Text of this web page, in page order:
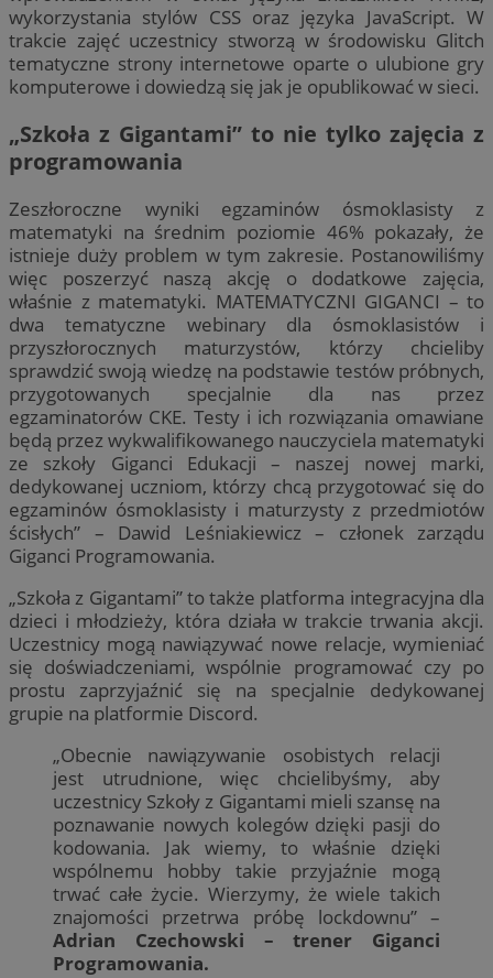
wykorzystania stylów CSS oraz języka JavaScript. W
trakcie zajęć uczestnicy stworzą w środowisku Glitch
tematyczne strony internetowe oparte o ulubione gry
komputerowe i dowiedzą się jak je opublikować w sieci.
„Szkoła z Gigantami” to nie tylko zajęcia z
programowania
Zeszłoroczne wyniki egzaminów ósmoklasisty z
matematyki na średnim poziomie 46% pokazały, że
istnieje duży problem w tym zakresie. Postanowiliśmy
więc poszerzyć naszą akcję o dodatkowe zajęcia,
właśnie z matematyki. MATEMATYCZNI GIGANCI – to
dwa tematyczne webinary dla ósmoklasistów i
przyszłorocznych maturzystów, którzy chcieliby
sprawdzić swoją wiedzę na podstawie testów próbnych,
przygotowanych specjalnie dla nas przez
egzaminatorów CKE. Testy i ich rozwiązania omawiane
będą przez wykwalifikowanego nauczyciela matematyki
ze szkoły Giganci Edukacji – naszej nowej marki,
dedykowanej uczniom, którzy chcą przygotować się do
egzaminów ósmoklasisty i maturzysty z przedmiotów
ścisłych” – Dawid Leśniakiewicz – członek zarządu
Giganci Programowania.
„Szkoła z Gigantami” to także platforma integracyjna dla
dzieci i młodzieży, która działa w trakcie trwania akcji.
Uczestnicy mogą nawiązywać nowe relacje, wymieniać
się doświadczeniami, wspólnie programować czy po
prostu zaprzyjaźnić się na specjalnie dedykowanej
grupie na platformie Discord.
„Obecnie nawiązywanie osobistych relacji
jest utrudnione, więc chcielibyśmy, aby
uczestnicy Szkoły z Gigantami mieli szansę na
poznawanie nowych kolegów dzięki pasji do
kodowania. Jak wiemy, to właśnie dzięki
wspólnemu hobby takie przyjaźnie mogą
trwać całe życie. Wierzymy, że wiele takich
znajomości przetrwa próbę lockdownu” –
Adrian Czechowski – trener Giganci
Programowania.